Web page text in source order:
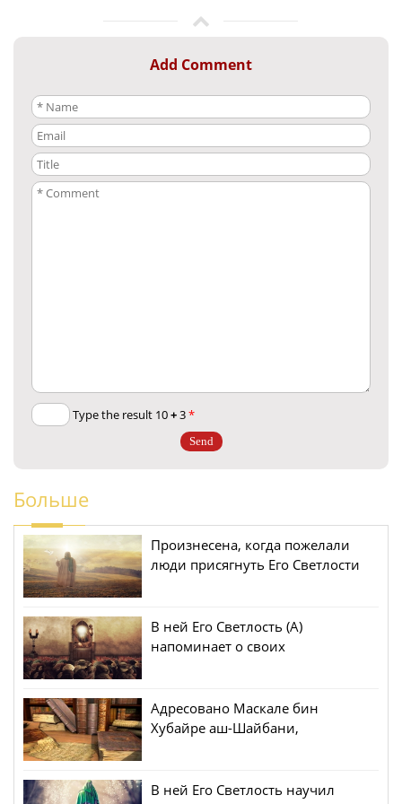
Add Comment
*
+3
Больше
Произнесена, когда пожелали
люди присягнуть Его Светлости
В ней Его Светлость (А)
напоминает о своих
Адресовано Маскале бин
Хубайре аш-Шайбани,
В ней Его Светлость научил